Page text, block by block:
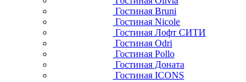
Гостиная Bruni
Гостиная Nicole
Гостиная Лофт СИТИ
Гостиная Odri
Гостиная Pollo
Гостиная Доната
Гостиная ICONS